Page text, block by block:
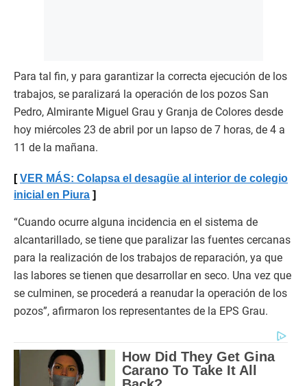
Para tal fin, y para garantizar la correcta ejecución de los
trabajos, se paralizará la operación de los pozos San
Pedro, Almirante Miguel Grau y Granja de Colores desde
hoy miércoles 23 de abril por un lapso de 7 horas, de 4 a
11 de la mañana.
VER MÁS: Colapsa el desagüe al interior de colegio
inicial en Piura
“Cuando ocurre alguna incidencia en el sistema de
alcantarillado, se tiene que paralizar las fuentes cercanas
para la realización de los trabajos de reparación, ya que
las labores se tienen que desarrollar en seco. Una vez que
se culminen, se procederá a reanudar la operación de los
pozos”, afirmaron los representantes de la EPS Grau.